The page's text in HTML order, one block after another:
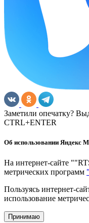
Заметили опечатку?
CTRL+ENTER
Об использовании Яндекс
На интернет-сайте
метрических программ
Пользуясь интернет-
использование
Принимаю